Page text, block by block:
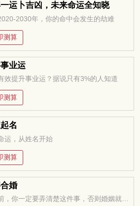
运卜吉凶，未来命运全知晓
2030年，你的命中会发生的劫难
测算
业运
效提升事业运？据说只有3%的人知道
测算
名
运，从姓名开始
测算
婚